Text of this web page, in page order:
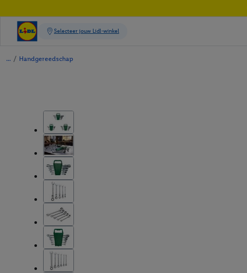
/ Handgereedschap